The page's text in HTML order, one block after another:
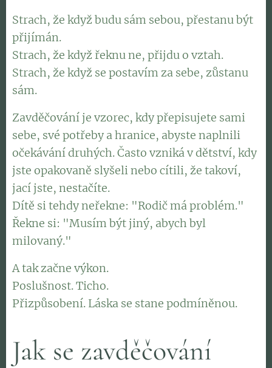
Strach, že když budu sám sebou, přestanu být
přijímán.
Strach, že když řeknu ne, přijdu o vztah.
Strach, že když se postavím za sebe, zůstanu
sám.
Zavděčování je vzorec, kdy přepisujete sami
sebe, své potřeby a hranice, abyste naplnili
očekávání druhých. Často vzniká v dětství, kdy
jste opakovaně slyšeli nebo cítili, že takoví,
jací jste, nestačíte.
Dítě si tehdy neřekne: "Rodič má problém."
Řekne si: "Musím být jiný, abych byl
milovaný."
A tak začne výkon.
Poslušnost. Ticho.
Přizpůsobení. Láska se stane podmíněnou.
Jak se zavděčování